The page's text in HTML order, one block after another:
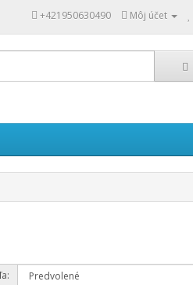
+421950630490 Môj účet